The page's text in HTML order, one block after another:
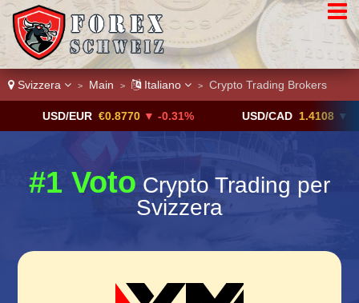
Svizzera > Main > Italiano > Crypto Trading Brokers
USD/EUR €0.8770 ▼ -0.31% USD/CAD 1.4108 ▼
#1 Voto Crypto Trading per
Svizzera